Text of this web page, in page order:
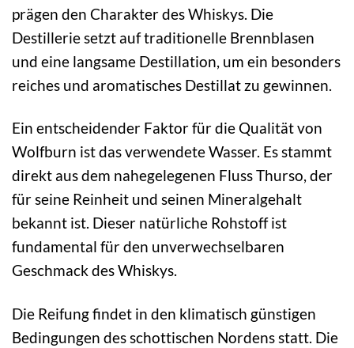
prägen den Charakter des Whiskys. Die
Destillerie setzt auf traditionelle Brennblasen
und eine langsame Destillation, um ein besonders
reiches und aromatisches Destillat zu gewinnen.
Ein entscheidender Faktor für die Qualität von
Wolfburn ist das verwendete Wasser. Es stammt
direkt aus dem nahegelegenen Fluss Thurso, der
für seine Reinheit und seinen Mineralgehalt
bekannt ist. Dieser natürliche Rohstoff ist
fundamental für den unverwechselbaren
Geschmack des Whiskys.
Die Reifung findet in den klimatisch günstigen
Bedingungen des schottischen Nordens statt. Die